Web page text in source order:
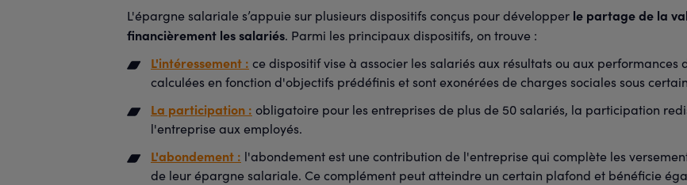
L'épargne salariale s’appuie sur plusieurs dispositifs conçus pour développer le partage de la
financièrement les salariés. Parmi les principaux dispositifs, on trouve :
L'intéressement : ce dispositif vise à associer les salariés aux résultats ou aux performances
calculées en fonction d'objectifs prédéfinis et sont exonérées de charges sociales sous
La participation : obligatoire pour les entreprises de plus de 50 salariés, la participation
l'entreprise aux employés.
L'abondement : l'abondement est une contribution de l'entreprise qui complète les
de leur épargne salariale. Ce complément peut atteindre un certain plafond et bénéficie